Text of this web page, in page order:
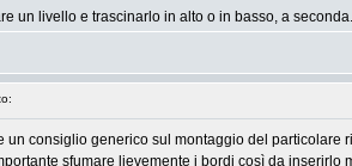
un livello e trascinarlo in alto o in basso, a seconda.
un consiglio generico sul montaggio del particolare
sfumare lievemente i bordi così da